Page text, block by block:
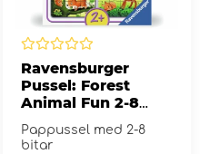
Ravensburger
Pussel: Forest
Animal Fun 2-8
Bitar
Pappussel med 2-8
bitar